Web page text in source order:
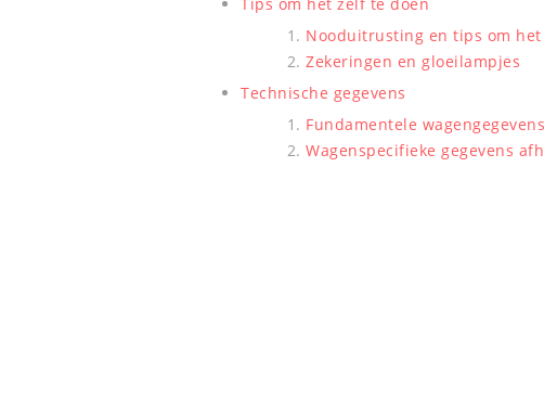
Tips om het zelf te doen
Nooduitrusting en tips om
Zekeringen en gloeilampjes
Technische gegevens
Fundamentele wagengegevens
Wagenspecifieke gegevens